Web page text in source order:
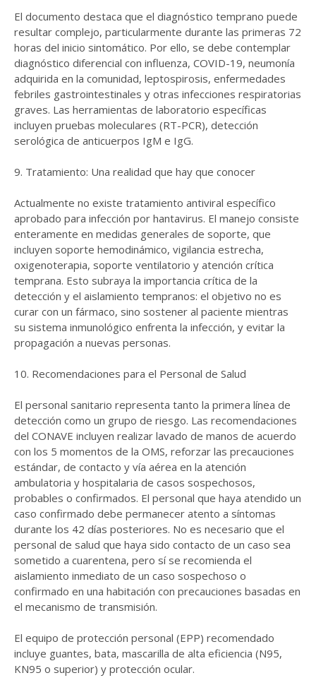
El documento destaca que el diagnóstico temprano puede
resultar complejo, particularmente durante las primeras 72
horas del inicio sintomático. Por ello, se debe contemplar
diagnóstico diferencial con influenza, COVID-19, neumonía
adquirida en la comunidad, leptospirosis, enfermedades
febriles gastrointestinales y otras infecciones respiratorias
graves. Las herramientas de laboratorio específicas
incluyen pruebas moleculares (RT-PCR), detección
serológica de anticuerpos IgM e IgG.
9. Tratamiento: Una realidad que hay que conocer
Actualmente no existe tratamiento antiviral específico
aprobado para infección por hantavirus. El manejo consiste
enteramente en medidas generales de soporte, que
incluyen soporte hemodinámico, vigilancia estrecha,
oxigenoterapia, soporte ventilatorio y atención crítica
temprana. Esto subraya la importancia crítica de la
detección y el aislamiento tempranos: el objetivo no es
curar con un fármaco, sino sostener al paciente mientras
su sistema inmunológico enfrenta la infección, y evitar la
propagación a nuevas personas.
10. Recomendaciones para el Personal de Salud
El personal sanitario representa tanto la primera línea de
detección como un grupo de riesgo. Las recomendaciones
del CONAVE incluyen realizar lavado de manos de acuerdo
con los 5 momentos de la OMS, reforzar las precauciones
estándar, de contacto y vía aérea en la atención
ambulatoria y hospitalaria de casos sospechosos,
probables o confirmados. El personal que haya atendido un
caso confirmado debe permanecer atento a síntomas
durante los 42 días posteriores. No es necesario que el
personal de salud que haya sido contacto de un caso sea
sometido a cuarentena, pero sí se recomienda el
aislamiento inmediato de un caso sospechoso o
confirmado en una habitación con precauciones basadas en
el mecanismo de transmisión.
El equipo de protección personal (EPP) recomendado
incluye guantes, bata, mascarilla de alta eficiencia (N95,
KN95 o superior) y protección ocular.